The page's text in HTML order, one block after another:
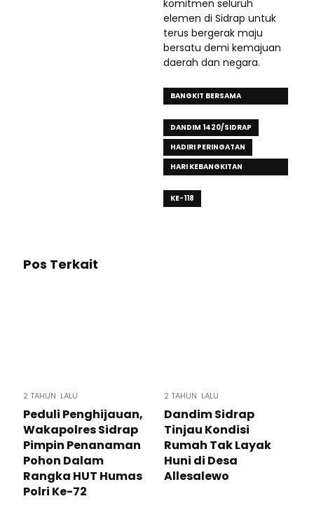
komitmen seluruh
elemen di Sidrap untuk
terus bergerak maju
bersatu demi kemajuan
daerah dan negara.
BANGKIT BERSAMA
DANDIM 1420/SIDRAP
HADIRI PERINGATAN
HARI KEBANGKITAN
KE-118
Pos Terkait
2 TAHUN LALU
Peduli Penghijauan,
Wakapolres Sidrap
Pimpin Penanaman
Pohon Dalam
Rangka HUT Humas
Polri Ke-72
2 TAHUN LALU
Dandim Sidrap
Tinjau Kondisi
Rumah Tak Layak
Huni di Desa
Allesalewo